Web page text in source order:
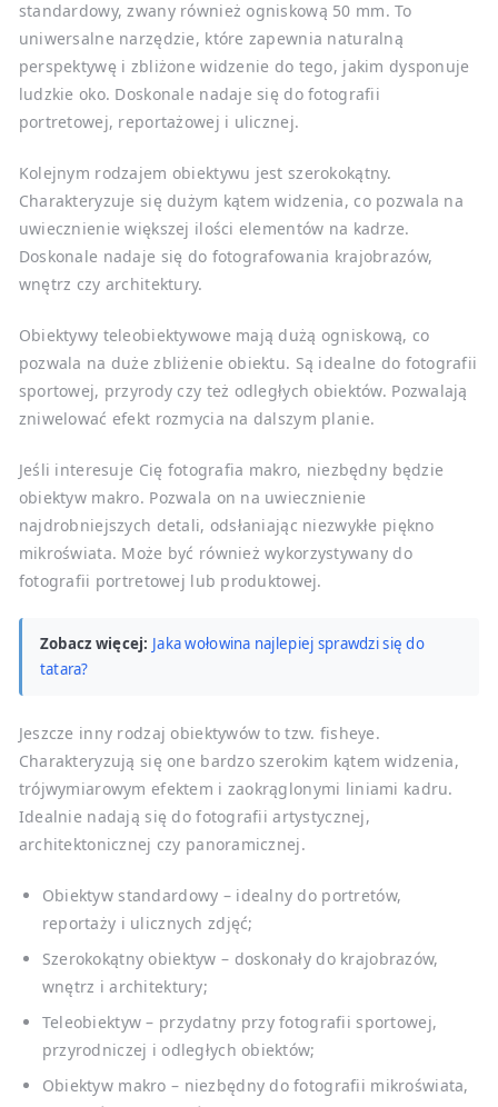
standardowy, zwany również ogniskową 50 mm. To
uniwersalne narzędzie, które zapewnia naturalną
perspektywę i zbliżone widzenie do tego, jakim dysponuje
ludzkie oko. Doskonale nadaje się do fotografii
portretowej, reportażowej i ulicznej.
Kolejnym rodzajem obiektywu jest szerokokątny.
Charakteryzuje się dużym kątem widzenia, co pozwala na
uwiecznienie większej ilości elementów na kadrze.
Doskonale nadaje się do fotografowania krajobrazów,
wnętrz czy architektury.
Obiektywy teleobiektywowe mają dużą ogniskową, co
pozwala na duże zbliżenie obiektu. Są idealne do fotografii
sportowej, przyrody czy też odległych obiektów. Pozwalają
zniwelować efekt rozmycia na dalszym planie.
Jeśli interesuje Cię fotografia makro, niezbędny będzie
obiektyw makro. Pozwala on na uwiecznienie
najdrobniejszych detali, odsłaniając niezwykłe piękno
mikroświata. Może być również wykorzystywany do
fotografii portretowej lub produktowej.
Zobacz więcej: Jaka wołowina najlepiej sprawdzi się do
tatara?
Jeszcze inny rodzaj obiektywów to tzw. fisheye.
Charakteryzują się one bardzo szerokim kątem widzenia,
trójwymiarowym efektem i zaokrąglonymi liniami kadru.
Idealnie nadają się do fotografii artystycznej,
architektonicznej czy panoramicznej.
Obiektyw standardowy – idealny do portretów,
reportaży i ulicznych zdjęć;
Szerokokątny obiektyw – doskonały do krajobrazów,
wnętrz i architektury;
Teleobiektyw – przydatny przy fotografii sportowej,
przyrodniczej i odległych obiektów;
Obiektyw makro – niezbędny do fotografii mikroświata,